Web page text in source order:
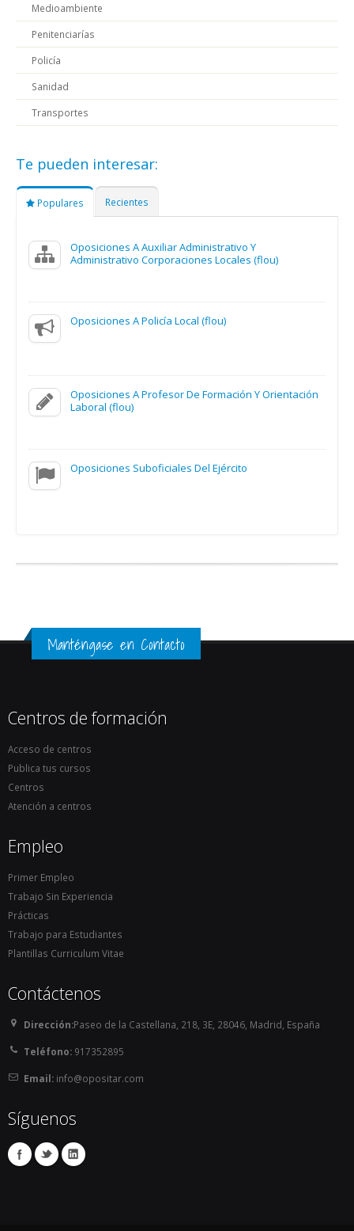
Medioambiente
Penitenciarías
Policía
Sanidad
Transportes
Te pueden interesar:
Populares Recientes
Oposiciones A Auxiliar Administrativo Y
Administrativo Corporaciones Locales (flou)
Oposiciones A Policía Local (flou)
Oposiciones A Profesor De Formación Y Orientación
Laboral (flou)
Oposiciones Suboficiales Del Ejército
Manténgase en Contacto
Centros de formación
Acceso de centros
Publica tus cursos
Centros
Atención a centros
Empleo
Primer Empleo
Trabajo Sin Experiencia
Prácticas
Trabajo para Estudiantes
Plantillas Curriculum Vitae
Contáctenos
Dirección:Paseo de la Castellana, 218, 3E, 28046, Madrid, España
Teléfono: 917352895
Email:info@opositar.com
Síguenos